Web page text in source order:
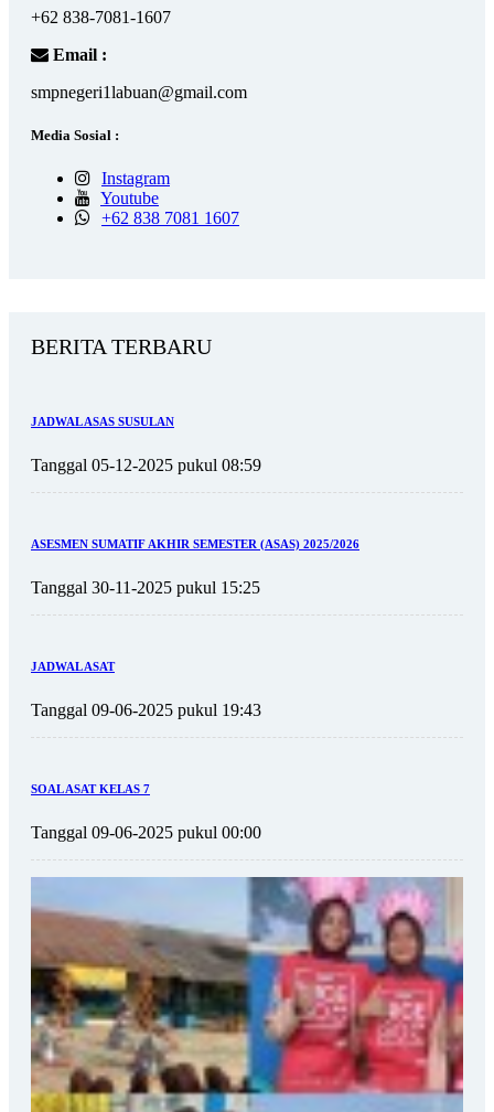
+62 838-7081-1607
Email :
smpnegeri1labuan@gmail.com
Media Sosial :
Instagram
Youtube
+62 838 7081 1607
BERITA TERBARU
JADWAL ASAS SUSULAN
Tanggal 05-12-2025 pukul 08:59
ASESMEN SUMATIF AKHIR SEMESTER (ASAS) 2025/2026
Tanggal 30-11-2025 pukul 15:25
JADWAL ASAT
Tanggal 09-06-2025 pukul 19:43
SOAL ASAT KELAS 7
Tanggal 09-06-2025 pukul 00:00